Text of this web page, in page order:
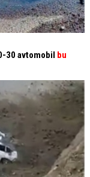
30 avtomobil bu